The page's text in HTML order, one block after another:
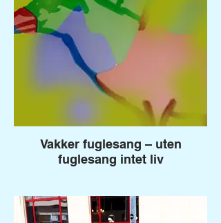
Vakker fuglesang – uten
fuglesang intet liv